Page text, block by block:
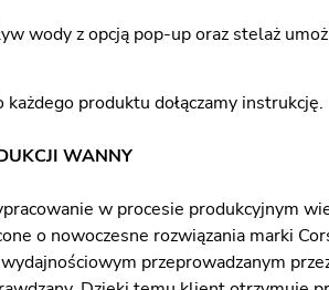
wody z opcją pop-up oraz stelaż
produktu dołączamy instrukcję.
WANNY
w procesie produkcyjnym
o nowoczesne rozwiązania marki
przeprowadzanym